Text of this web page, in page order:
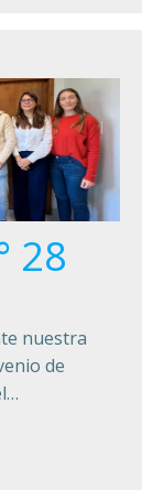
28
nuestra
de